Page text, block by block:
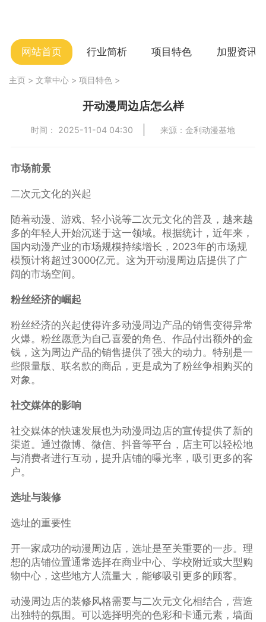
网站首页 行业简析 项目特色 加盟资讯
主页 > 文章中心 > 项目特色 >
开动漫周边店怎么样
时间： 2025-11-04 04:30 来源：金利动漫基地
市场前景
二次元文化的兴起
随着动漫、游戏、轻小说等二次元文化的普及，越来越
多的年轻人开始沉迷于这一领域。根据统计，近年来，
国内动漫产业的市场规模持续增长，2023年的市场规
模预计将超过3000亿元。这为开动漫周边店提供了广
阔的市场空间。
粉丝经济的崛起
粉丝经济的兴起使得许多动漫周边产品的销售变得异常
火爆。粉丝愿意为自己喜爱的角色、作品付出额外的金
钱，这为周边产品的销售提供了强大的动力。特别是一
些限量版、联名款的商品，更是成为了粉丝争相购买的
对象。
社交媒体的影响
社交媒体的快速发展也为动漫周边店的宣传提供了新的
渠道。通过微博、微信、抖音等平台，店主可以轻松地
与消费者进行互动，提升店铺的曝光率，吸引更多的客
户。
选址与装修
选址的重要性
开一家成功的动漫周边店，选址是至关重要的一步。理
想的店铺位置通常选择在商业中心、学校附近或大型购
物中心，这些地方人流量大，能够吸引更多的顾客。
动漫周边店的装修风格需要与二次元文化相结合，营造
出独特的氛围。可以选择明亮的色彩和卡通元素，墙面